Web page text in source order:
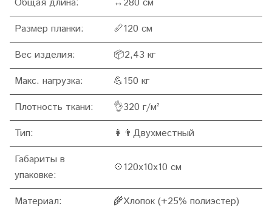
Размер планки:
📏120 см
Вес изделия:
📦2,43 кг
Макс. нагрузка:
💪150 кг
Плотность ткани:
👌320 г/м²
Тип:
👩👨Двухместный
Габариты в
упаковке:
💠120x10x10 см
Материал: 🌾Хлопок (+25% полиэстер)